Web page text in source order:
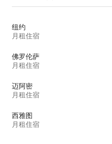
纽约
月租住宿
佛罗伦萨
月租住宿
迈阿密
月租住宿
西雅图
月租住宿